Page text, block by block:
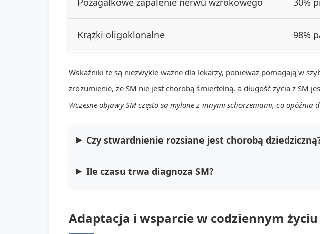
Krążki oligoklonalne 98%
Wskaźniki te są niezwykle ważne dla lekarzy, ponieważ pomagają w
zrozumienie, że SM nie jest chorobą śmiertelną, a długość życia z SM
Wczesne objawy SM często są mylone z innymi schorzeniami, co opóźnia
Czy stwardnienie rozsiane jest chorobą
Ile czasu trwa diagnoza SM?
Adaptacja i wsparcie w codziennym